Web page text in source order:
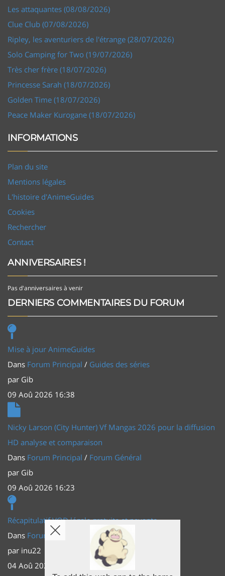
Les attaquantes (08/08/2026)
Clue Club (07/08/2026)
Ripley, les aventuriers de l'étrange (28/07/2026)
Solo Camping for Two (19/07/2026)
Très cher frère (18/07/2026)
Princesse Sarah (18/07/2026)
Golden Time (18/07/2026)
Peace Maker Kurogane (18/07/2026)
INFORMATIONS
Plan du site
Mentions légales
L'histoire d'AnimeGuides
Cookies
Rechercher
Contact
ANNIVERSAIRES !
Pas d'anniversaires à venir
DERNIERS COMMENTAIRES DU FORUM
Mise à jour AnimeGuides
Dans Forum Principal / Guides des séries
par Gib
09 Aoû 2026 16:38
Nicky Larson (City Hunter) Vf Mangas 2026 pour la diffusion
HD analyse et comparaison
Dans Forum Principal / Forum Général
par Gib
09 Aoû 2026 16:23
Récapitulatif VOD légale gratuite et payante
Dans Forum Principal
Actus (TV, vidéo, web)
par inu22
04 Aoû 2026 20:30